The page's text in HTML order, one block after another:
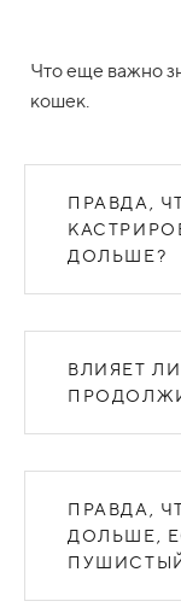
Что еще важно
кошек.
ПРАВДА,
ДОЛЬШЕ?
ВЛИЯЕТ
ПРАВДА,
ДОЛЬШЕ,